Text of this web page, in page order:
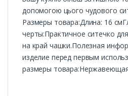
допомогою цього чудового
Размеры товара:Длина: 16
черты:Практичное ситечко
на край чашки.Полезная
изделие перед первым
размеры